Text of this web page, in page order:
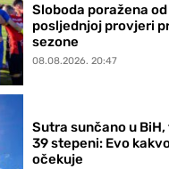
Sloboda poražena
posljednjoj provjeri
sezone
08.08.2026. 20:47
Sutra sunčano u
39 stepeni: Evo
očekuje